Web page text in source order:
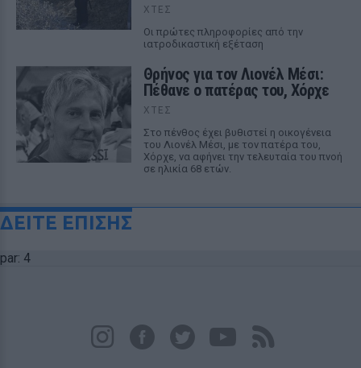
ΧΤΕΣ
Οι πρώτες πληροφορίες από την
ιατροδικαστική εξέταση
Θρήνος για τον Λιονέλ Μέσι:
Πέθανε ο πατέρας του, Χόρχε
ΧΤΕΣ
Στο πένθος έχει βυθιστεί η οικογένεια
του Λιονέλ Μέσι, με τον πατέρα του,
Χόρχε, να αφήνει την τελευταία του πνοή
σε ηλικία 68 ετών.
ΔΕΙΤΕ ΕΠΙΣΗΣ
par: 4